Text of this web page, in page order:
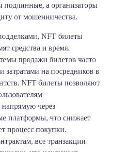
подлинные, а организаторы
от мошенничества.
NFT билеты
средства и время.
продажи билетов часто
затратами на посредников в
NFT билеты позволяют
напрямую через
платформы, что снижает
процесс покупки.
все транзакции